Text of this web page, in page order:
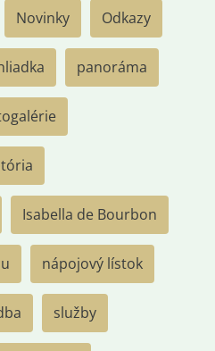
Novinky Odkazy
panoráma
Isabella de Bourbon
nápojový lístok
služby